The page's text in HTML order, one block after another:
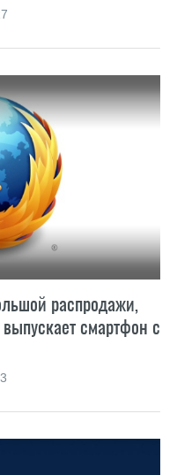
распродажи,
смартфон с